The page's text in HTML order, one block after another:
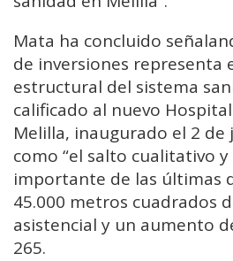
Mata ha concluido
de inversiones representa
estructural del sistema
calificado al nuevo
Melilla, inaugurado el 2 de
como “el salto cualitativo
importante de las últimas
45.000 metros cuadrados
asistencial y un aumento
265.